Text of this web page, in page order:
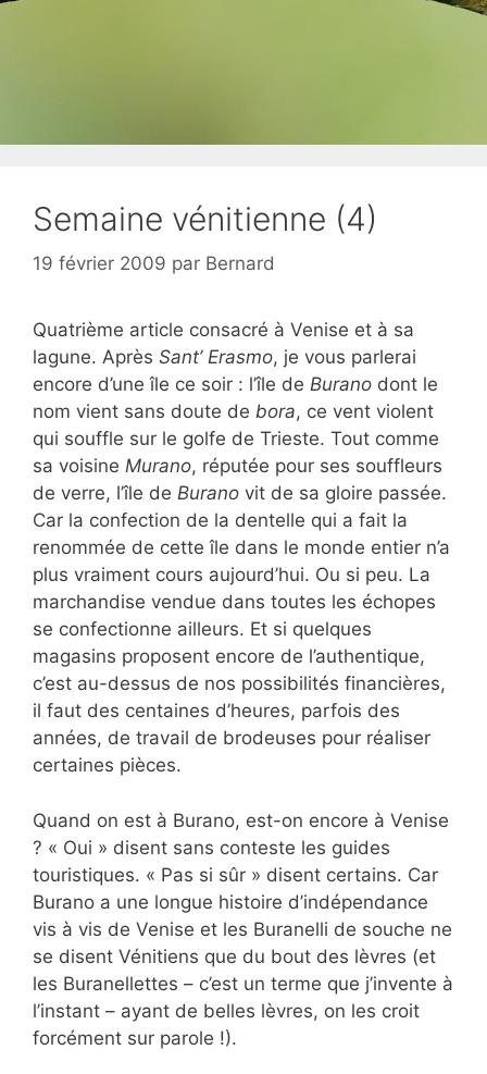
Semaine vénitienne (4)
19 février 2009 par Bernard
Quatrième article consacré à Venise et à sa
lagune. Après Sant’ Erasmo, je vous parlerai
encore d’une île ce soir : l’île de Burano dont le
nom vient sans doute de bora, ce vent violent
qui souffle sur le golfe de Trieste. Tout comme
sa voisine Murano, réputée pour ses souffleurs
de verre, l’île de Burano vit de sa gloire passée.
Car la confection de la dentelle qui a fait la
renommée de cette île dans le monde entier n’a
plus vraiment cours aujourd’hui. Ou si peu. La
marchandise vendue dans toutes les échopes
se confectionne ailleurs. Et si quelques
magasins proposent encore de l’authentique,
c’est au-dessus de nos possibilités financières,
il faut des centaines d’heures, parfois des
années, de travail de brodeuses pour réaliser
certaines pièces.
Quand on est à Burano, est-on encore à Venise
? « Oui » disent sans conteste les guides
touristiques. « Pas si sûr » disent certains. Car
Burano a une longue histoire d’indépendance
vis à vis de Venise et les Buranelli de souche ne
se disent Vénitiens que du bout des lèvres (et
les Buranellettes – c’est un terme que j’invente à
l’instant – ayant de belles lèvres, on les croit
forcément sur parole !).